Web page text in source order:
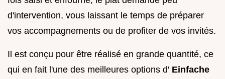
d'intervention, vous laissant le temps de préparer
vos accompagnements ou de profiter de vos invités.
Il est conçu pour être réalisé en grande quantité, ce
qui en fait l'une des meilleures options d' Einfache